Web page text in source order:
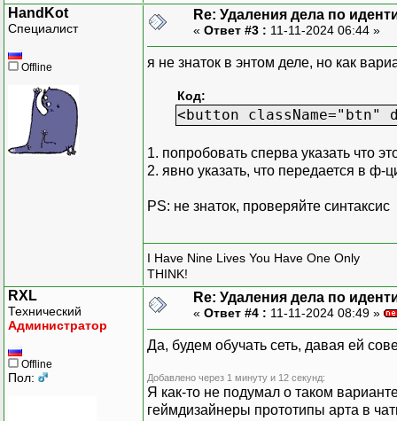
HandKot
Специалист
Offline
Re: Удаления дела по
« Ответ #3 : 11-11-2024 06:44 »
я не знаток в энтом деле, но как
Код:
<button
1. попробовать сперва указать что
2. явно указать, что передается в ф-
PS: не знаток, проверяйте синтаксис
I Have Nine Lives You Have One Only
THINK!
RXL
Технический
Администратор
Offline
Пол:
Re: Удаления дела по
« Ответ #4 : 11-11-2024 08:49 »
Да, будем обучать сеть, давая ей
Добавлено через 1 минуту и 12 секунд:
Я как-то не подумал о таком
геймдизайнеры прототипы арта в